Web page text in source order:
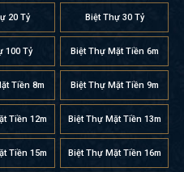
20 Tỷ Biệt Thự 30 Tỷ
100 Tỷ Biệt Thự Mặt Tiền 6m
Tiền 8m Biệt Thự Mặt Tiền 9m
Tiền 12m Biệt Thự Mặt Tiền 13m
Tiền 15m Biệt Thự Mặt Tiền 16m